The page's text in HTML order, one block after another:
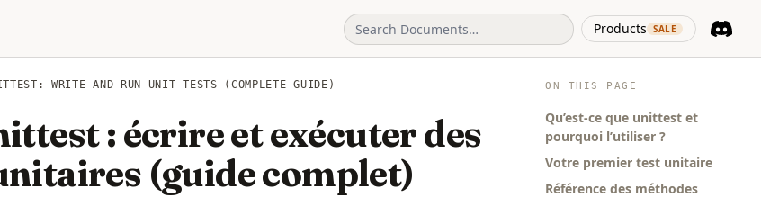
Products SALE
(opens in
ON THIS PAGE
Qu’est-ce que unittest et
pourquoi l’utiliser ?
Votre premier test unitaire
Référence des méthodes
WRITE AND RUN UNIT TESTS (COMPLETE GUIDE)
: écrire et exécuter des
(guide complet)